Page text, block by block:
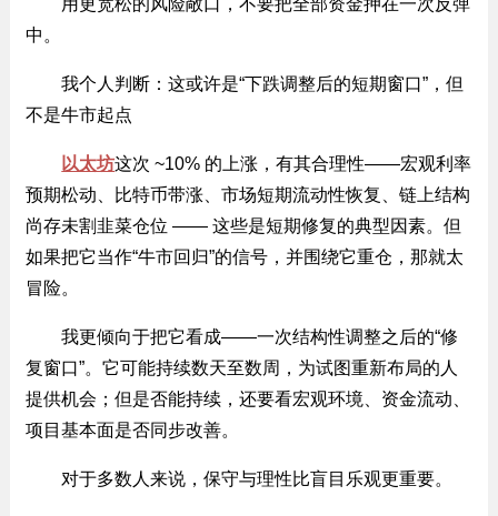
中。
我个人判断：这或许是“下跌调整后的短期窗口”，但
不是牛市起点
以太坊这次 ~10% 的上涨，有其合理性——宏观利率
预期松动、比特币带涨、市场短期流动性恢复、链上结构
尚存未割韭菜仓位 —— 这些是短期修复的典型因素。但
如果把它当作“牛市回归”的信号，并围绕它重仓，那就太
冒险。
我更倾向于把它看成——一次结构性调整之后的“修
复窗口”。它可能持续数天至数周，为试图重新布局的人
提供机会；但是否能持续，还要看宏观环境、资金流动、
项目基本面是否同步改善。
对于多数人来说，保守与理性比盲目乐观更重要。